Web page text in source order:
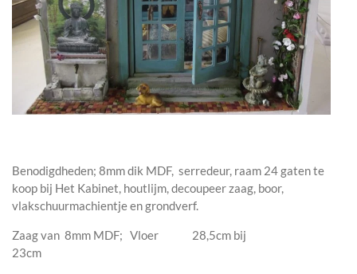
Benodigdheden; 8mm dik MDF, serredeur, raam 24 gaten te
koop bij Het Kabinet, houtlijm, decoupeer zaag, boor,
vlakschuurmachientje en grondverf.
Zaag van 8mm MDF; Vloer 28,5cm bij
23cm